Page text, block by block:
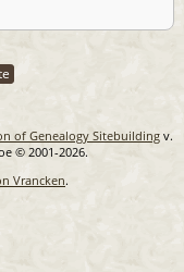
of Genealogy Sitebuilding v.
© 2001-2026.
Vrancken.